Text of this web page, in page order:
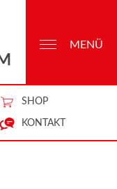
SHOP
KONTAKT
MENÜ